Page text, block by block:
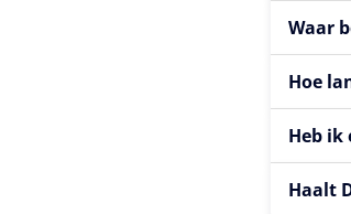
Waar
Hoe
Heb ik
Haalt